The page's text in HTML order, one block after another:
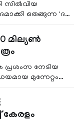
സിൽവിയ
ഒരുങ്ങുന്ന 'ദ
മില്യൺ
പ്രശംസ നേടിയ
മുന്നേറ്റം
കേരളം